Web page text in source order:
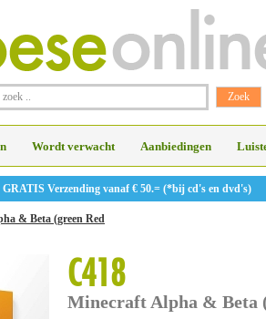
Wordt verwacht Aanbiedingen
GRATIS Verzending vanaf € 50.= (*bij cd's en dvd's)
& Beta (green Red
C418
Minecraft Alpha & Beta